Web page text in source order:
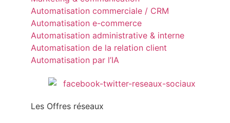
Automatisation commerciale / CRM
Automatisation e-commerce
Automatisation administrative & interne
Automatisation de la relation client
Automatisation par l’IA
Les Offres réseaux